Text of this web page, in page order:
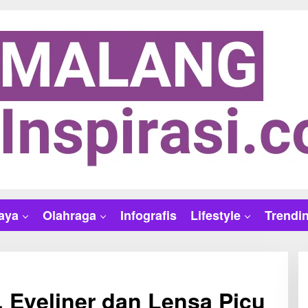
Olahraga Infografis Lifestyle
dan Lensa Picu